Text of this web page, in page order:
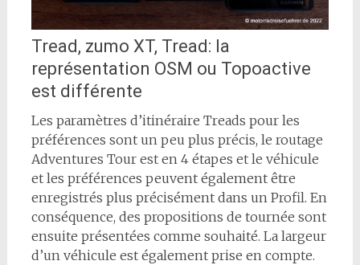
Tread, zumo XT, Tread: la
représentation OSM ou Topoactive
est différente
Les paramètres d’itinéraire Treads pour les
préférences sont un peu plus précis, le routage
Adventures Tour est en 4 étapes et le véhicule
et les préférences peuvent également être
enregistrés plus précisément dans un Profil. En
conséquence, des propositions de tournée sont
ensuite présentées comme souhaité. La largeur
d’un véhicule est également prise en compte.